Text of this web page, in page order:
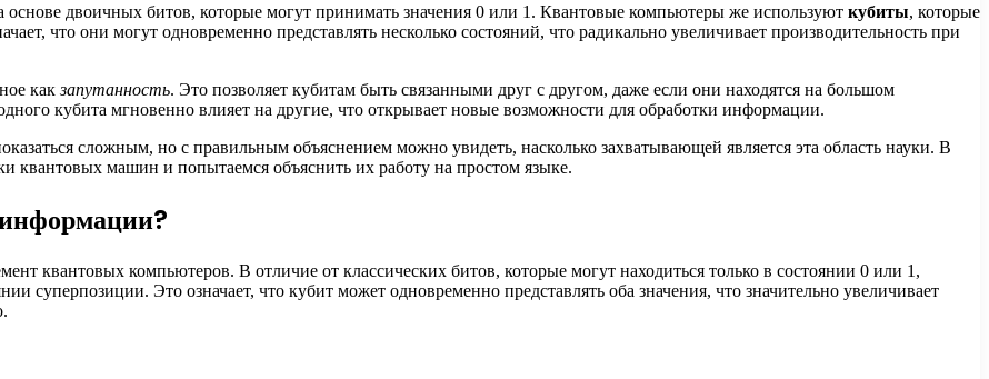
двоичных битов, которые могут принимать значения 0 или 1. Квантовые компьютеры же используют кубиты, которые
что они могут одновременно представлять несколько состояний, что радикально увеличивает производительность при
какзапутанность. Это позволяет кубитам быть связанными друг с другом, даже если они находятся на большом
кубита мгновенно влияет на другие, что открывает новые возможности для обработки информации.
сложным, но с правильным объяснением можно увидеть, насколько захватывающей является эта область науки. В
квантовых машин и попытаемся объяснить их работу на простом языке.
квантовых компьютеров. В отличие от классических битов, которые могут находиться только в состоянии 0 или 1,
суперпозиции. Это означает, что кубит может одновременно представлять оба значения, что значительно увеличивает